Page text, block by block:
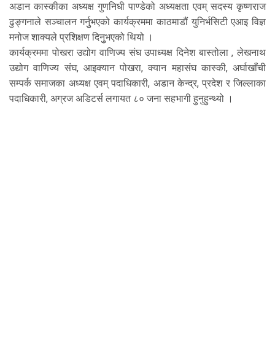
अडान कास्कीका अध्यक्ष गुणनिधी पाण्डेको अध्यक्षता एवम् सदस्य कृष्णराज
ढुङ्गनाले सञ्चालन गर्नुुभएको कार्यक्रममा काठमाडौं युनिर्भसिटी एआइ विज्ञ
मनोज शाक्यले प्रशिक्षण दिनुुभएको थियो ।
कार्यक्रममा पोखरा उद्योग वाणिज्य संघ उपाध्यक्ष दिनेश बास्तोला , लेखनाथ
उद्योग वाणिज्य संघ, आइक्यान पोखरा, क्यान महासंघ कास्की, अर्घाखाँची
सम्पर्क समाजका अध्यक्ष एवम् पदाधिकारी, अडान केन्द्र, प्रदेश र जिल्लाका
पदाधिकारी, अग्रज अडिटर्स लगायत ८० जना सहभागी हुनुहुन्थ्यो ।